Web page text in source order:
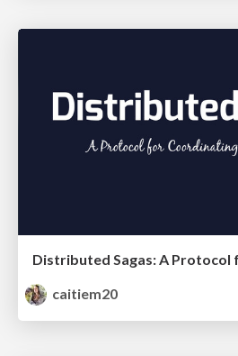
caitiem20